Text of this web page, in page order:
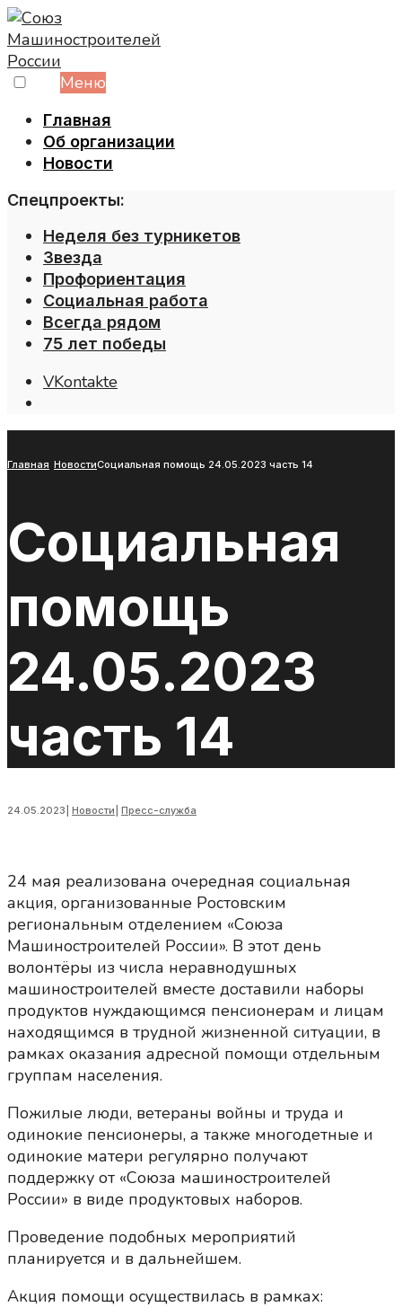
Skip
to
content
Меню
Главная
Об организации
Новости
Спецпроекты:
Неделя без турникетов
Звезда
Профориентация
Социальная работа
Всегда рядом
75 лет победы
VKontakte
Главная НовостиСоциальная помощь 24.05.2023 часть 14
Социальная
помощь
24.05.2023
часть 14
24.05.2023 Новости Пресс-служба
24 мая реализована очередная социальная
акция, организованные Ростовским
региональным отделением «Союза
Машиностроителей России». В этот день
волонтёры из числа неравнодушных
машиностроителей вместе доставили наборы
продуктов нуждающимся пенсионерам и лицам
находящимся в трудной жизненной ситуации, в
рамках оказания адресной помощи отдельным
группам населения.
Пожилые люди, ветераны войны и труда и
одинокие пенсионеры, а также многодетные и
одинокие матери регулярно получают
поддержку от «Союза машиностроителей
России» в виде продуктовых наборов.
Проведение подобных мероприятий
планируется и в дальнейшем.
Акция помощи осуществилась в рамках: